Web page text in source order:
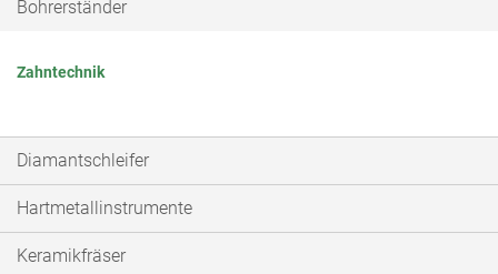
Bohrerständer
Zahntechnik
Diamantschleifer
Hartmetallinstrumente
Keramikfräser